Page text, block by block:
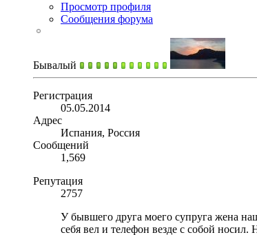
Просмотр профиля
Сообщения форума
Бывалый
Регистрация
05.05.2014
Адрес
Испания, Россия
Сообщений
1,569
Репутация
2757
У бывшего друга моего супруга жена
себя вел и телефон везде с собой